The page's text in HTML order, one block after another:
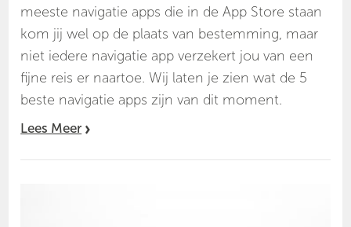
meeste navigatie apps die in de App Store staan
kom jij wel op de plaats van bestemming, maar
niet iedere navigatie app verzekert jou van een
fijne reis er naartoe. Wij laten je zien wat de 5
beste navigatie apps zijn van dit moment.
Lees Meer